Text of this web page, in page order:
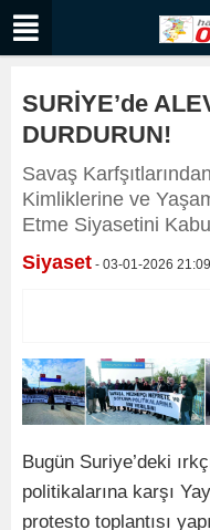
SURİYE’de
DURDURUN!
Savaş
Kimliklerine ve
Etme Siyasetini
Siyaset - 03-01-2026 21:09
Bugün Suriye’deki
politikalarına karşı
protesto toplantısı